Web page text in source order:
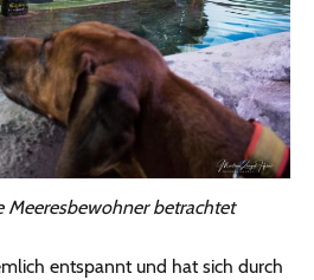
Meeresbewohner betrachtet
entspannt und hat sich durch